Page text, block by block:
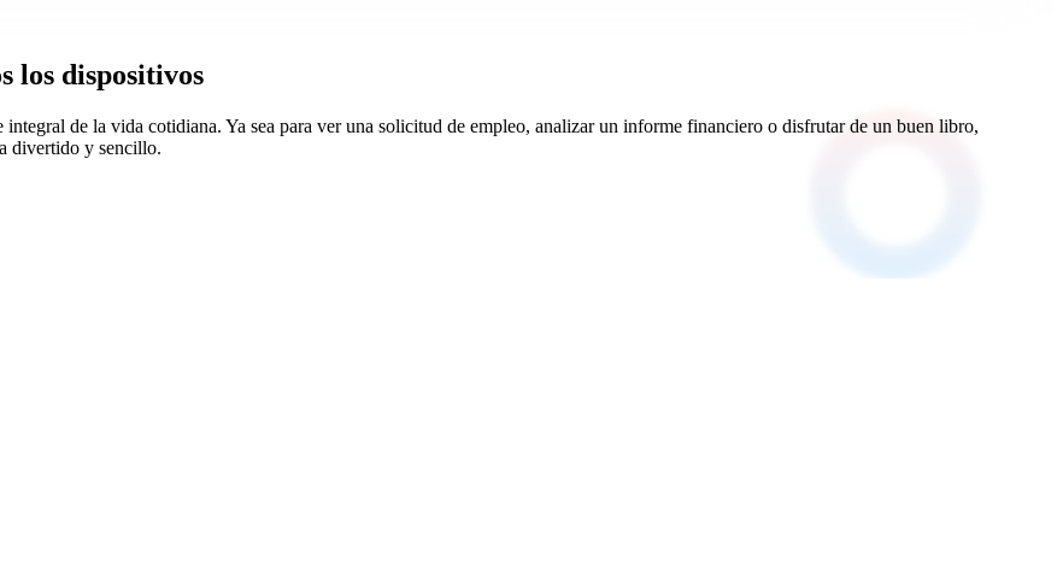
los dispositivos
de la vida cotidiana. Ya sea para ver una solicitud de empleo, analizar un informe financiero o disfrutar de un buen libro,
divertido y sencillo.